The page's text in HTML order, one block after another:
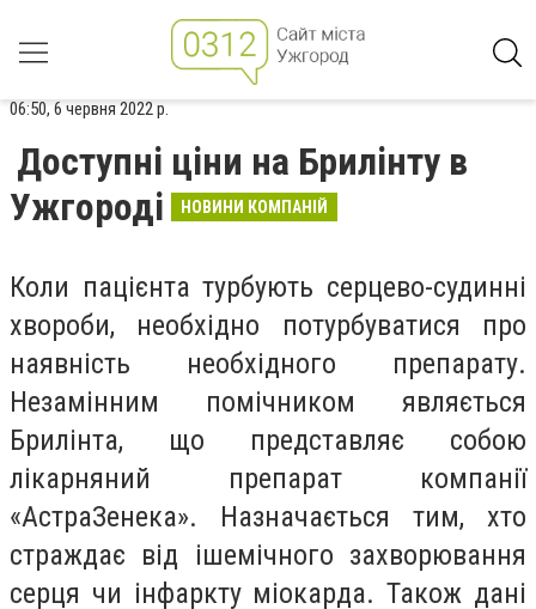
06:50, 6 червня 2022 р.
Доступні ціни на Брилінту в
Ужгороді
НОВИНИ КОМПАНІЙ
Коли пацієнта турбують серцево-судинні
хвороби, необхідно потурбуватися про
наявність необхідного препарату.
Незамінним помічником являється
Брилінта, що представляє собою
лікарняний препарат компанії
«АстраЗенека». Назначається тим, хто
страждає від ішемічного захворювання
серця чи інфаркту міокарда. Також дані